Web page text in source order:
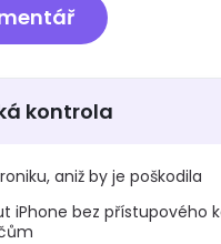
kontrola
aniž by je poškodila
iPhone bez přístupového